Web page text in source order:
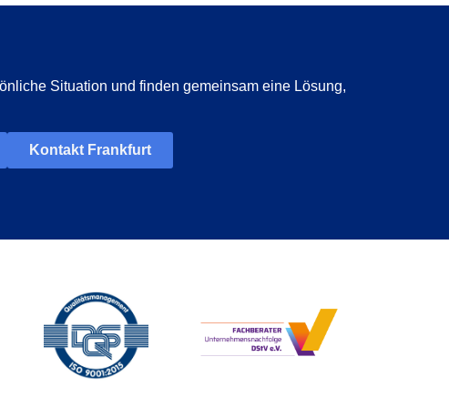
Situation und finden gemeinsam eine Lösung,
Kontakt Frankfurt